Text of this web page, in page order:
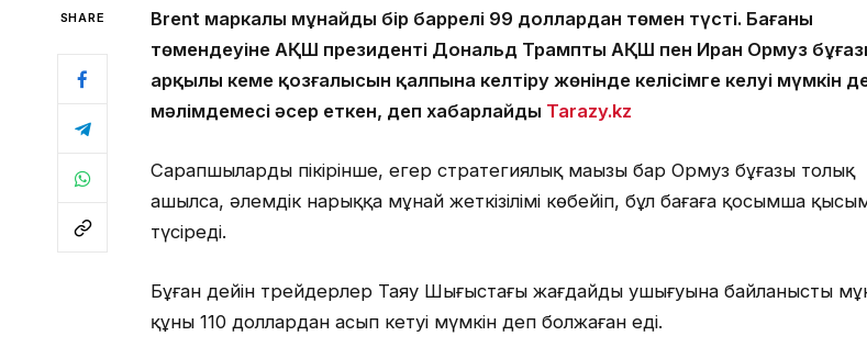
SHARE
Brent маркалы мұнайдың бір баррелі 99 доллардан төмен түсті. Бағаның
төмендеуіне АҚШ президенті Дональд Трамптың АҚШ пен Иран Ормуз
арқылы кеме қозғалысын қалпына келтіру жөнінде келісімге келуі мүмкін
мәлімдемесі әсер еткен, деп хабарлайды Tarazy.kz
Сарапшылардың пікірінше, егер стратегиялық маңызы бар Ормуз бұғазы толық
ашылса, әлемдік нарыққа мұнай жеткізілімі көбейіп, бұл бағаға қосымша
түсіреді.
Бұған дейін трейдерлер Таяу Шығыстағы жағдайдың ушығуына байланысты
құны 110 доллардан асып кетуі мүмкін деп болжаған еді.